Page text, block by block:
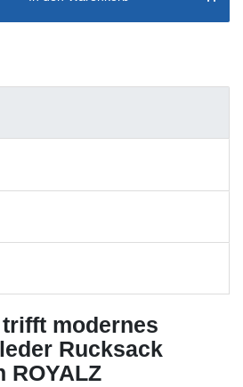
modernes
Rucksack
ROYALZ